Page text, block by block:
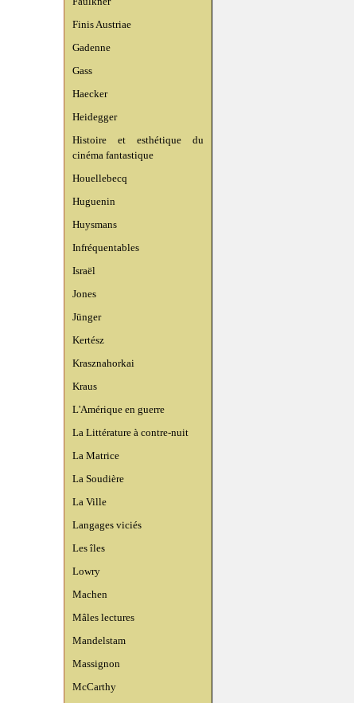
Finis Austriae
Gadenne
Gass
Haecker
Heidegger
Histoire et esthétique du
cinéma fantastique
Houellebecq
Huguenin
Huysmans
Infréquentables
Israël
Jones
Jünger
Kertész
Krasznahorkai
Kraus
L'Amérique en guerre
La Littérature à contre-nuit
La Matrice
La Soudière
La Ville
Langages viciés
Les îles
Lowry
Machen
Mâles lectures
Mandelstam
Massignon
McCarthy